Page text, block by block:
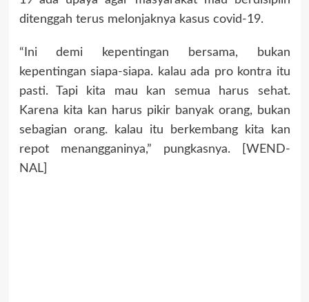
ditenggah terus melonjaknya kasus covid-19.
“Ini demi kepentingan bersama, bukan
kepentingan siapa-siapa. kalau ada pro kontra itu
pasti. Tapi kita mau kan semua harus sehat.
Karena kita kan harus pikir banyak orang, bukan
sebagian orang. kalau itu berkembang kita kan
repot menangganinya,” pungkasnya. [WEND-
NAL]